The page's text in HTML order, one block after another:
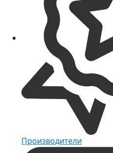
Производители